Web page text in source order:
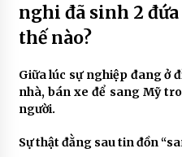
nghi đã sinh 2
thế nào?
Giữa lúc sự nghiệp đang ở
nhà, bán xe để sang Mỹ
người.
Sự thật đằng sau tin đồn